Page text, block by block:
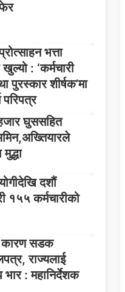
भत्ता
: ‘कर्मचारी
पुरस्कार शीर्षक’मा
परिपत्र
घुससहित
दशौं
१५५ कर्मचारीको
कारण सडक
राज्यलाई
: महानिर्देशक